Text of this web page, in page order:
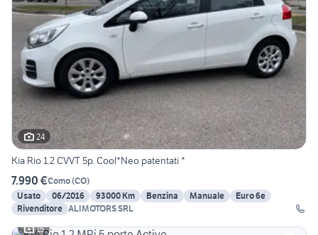
24
Kia Rio 1.2 CVVT 5p. Cool*Neo patentati *
7.990 €Como(CO)
Usato
06/2016 93000 Km Benzina Manuale
Euro 6e
Rivenditore ALIMOTORS SRL
15